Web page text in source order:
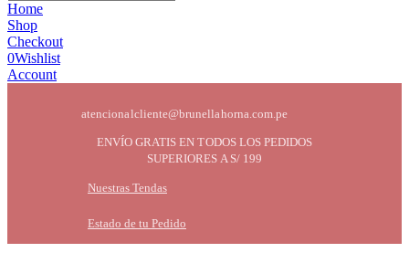
Home
Shop
Checkout
0Wishlist
Account
atencionalcliente@brunellahorna.com.pe
ENVÍO GRATIS EN TODOS LOS PEDIDOS
SUPERIORES A S/ 199
Nuestras Tendas
Estado de tu Pedido